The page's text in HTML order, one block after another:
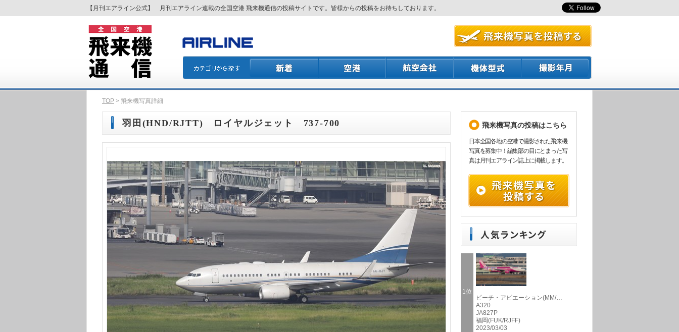
【月刊エアライン公式】 月刊エアライン連載の全国空港 飛来機通信の投稿サイトです。皆様からの投稿をお待ちしております。
TOP > 飛来機写真詳細
羽田(HND/RJTT) ロイヤルジェット 737-700 飛来機写真の投稿はこちら
日本全国各地の空港で撮影された飛来機
写真を募集中！編集部の目にとまった写
真は月刊エアライン誌上に掲載します。
1位
ピーチ・アビエーション(MM/…
A320
JA827P
福岡(FUK/RJFF)
2023/03/03